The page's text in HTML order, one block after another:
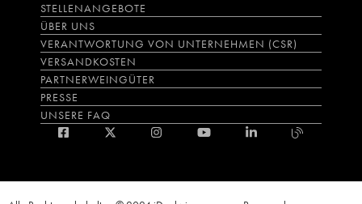
STELLENANGEBOTE
ÜBER UNS
VERANTWORTUNG VON UNTERNEHMEN (CSR)
VERSANDKOSTEN
PARTNERWEINGÜTER
PRESSE
UNSERE FAQ